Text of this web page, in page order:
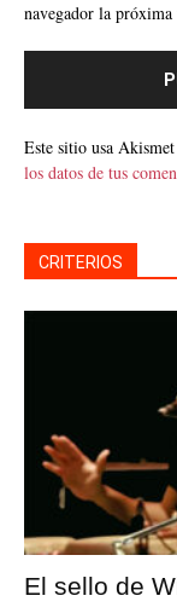
navegador la próxima
Este sitio usa
los datos de tus
CRITERIOS
El sello de